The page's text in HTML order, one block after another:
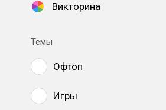
Викторина
Темы
Офтоп
Игры